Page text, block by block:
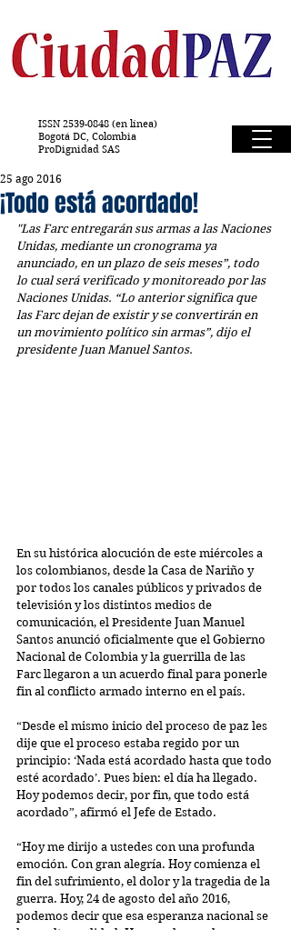
ISSN 2539-0848 (en línea)
Bogotá DC, Colombia
ProDignidad SAS
¡Todo está acordado!
25 ago 2016
"Las Farc entregarán sus armas a las Naciones
Unidas, mediante un cronograma ya
anunciado, en un plazo de seis meses”, todo
lo cual será verificado y monitoreado por las
Naciones Unidas. “Lo anterior significa que
las Farc dejan de existir y se convertirán en
un movimiento político sin armas”, dijo el
presidente Juan Manuel Santos.
En su histórica alocución de este miércoles a
los colombianos, desde la Casa de Nariño y
por todos los canales públicos y privados de
televisión y los distintos medios de
comunicación, el Presidente Juan Manuel
Santos anunció oficialmente que el Gobierno
Nacional de Colombia y la guerrilla de las
Farc llegaron a un acuerdo final para ponerle
fin al conflicto armado interno en el país.
“Desde el mismo inicio del proceso de paz les
dije que el proceso estaba regido por un
principio: ‘Nada está acordado hasta que todo
esté acordado’. Pues bien: el día ha llegado.
Hoy podemos decir, por fin, que todo está
acordado”, afirmó el Jefe de Estado.
“Hoy me dirijo a ustedes con una profunda
emoción. Con gran alegría. Hoy comienza el
fin del sufrimiento, el dolor y la tragedia de la
guerra. Hoy, 24 de agosto del año 2016,
podemos decir que esa esperanza nacional se